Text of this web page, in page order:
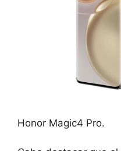
Honor Magic4 Pro.